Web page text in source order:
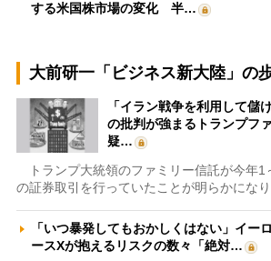
する米国株市場の変化 半…
大前研一「ビジネス新大陸」の
「イラン戦争を利用して儲
の批判が強まるトランプフ
疑…
トランプ大統領のファミリー信託が今年1
の証券取引を行っていたことが明らかにな
「いつ暴発してもおかしくはない」イー
ースXが抱えるリスクの数々「絶対…